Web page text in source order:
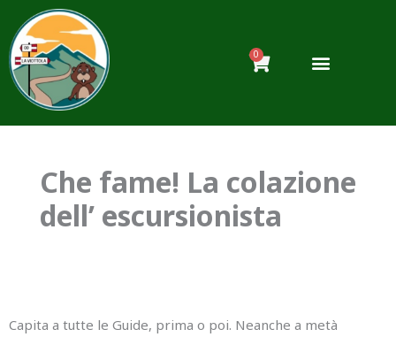
contenuto
0
Carrello
Che fame! La colazione
dell’ escursionista
Capita a tutte le Guide, prima o poi. Neanche a metà